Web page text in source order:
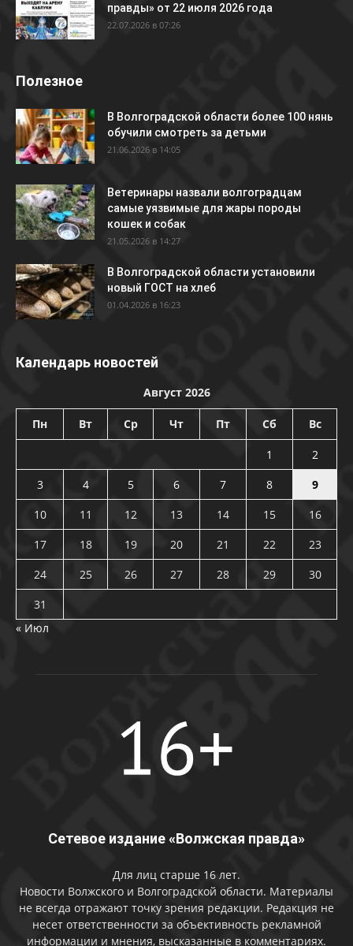
правды» от 22 июля 2026 года
22.07.2026 в 07:26
Полезное
В Волгоградской области более 100 нянь
обучили смотреть за детьми
21.06.2026 в 14:05
Ветеринары назвали волгоградцам
самые уязвимые для жары породы
кошек и собак
21.05.2026 в 14:27
В Волгоградской области установили
новый ГОСТ на хлеб
01.04.2026 в 16:23
Календарь новостей
Август 2026
Пн Вт Ср Чт Пт Сб Вс
1
2
3
4 5 6 7 8
9
10
11 12 13 14 15
16
17
18 19 20 21 22
23
24
25 26 27 28 29
30
31
« Июл
Сетевое издание «Волжская правда»
Для лиц старше 16 лет.
Новости Волжского и Волгоградской области. Материалы
не всегда отражают точку зрения редакции. Редакция не
несет ответственности за объективность рекламной
информации и мнения, высказанные в комментариях.